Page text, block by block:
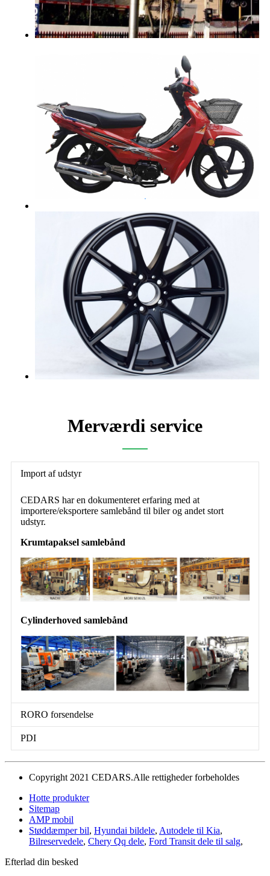
Merværdi service
Import af udstyr
CEDARS har en dokumenteret erfaring med at
importere/eksportere samlebånd til biler og andet stort
udstyr.
Krumtapaksel samlebånd
Cylinderhoved samlebånd
RORO forsendelse
PDI
Copyright 2021 CEDARS.Alle rettigheder forbeholdes
Hotte produkter
Sitemap
AMP mobil
Støddæmper bil, Hyundai bildele, Autodele til Kia,
Bilreservedele, Chery Qq dele, Ford Transit dele til salg,
Efterlad din besked